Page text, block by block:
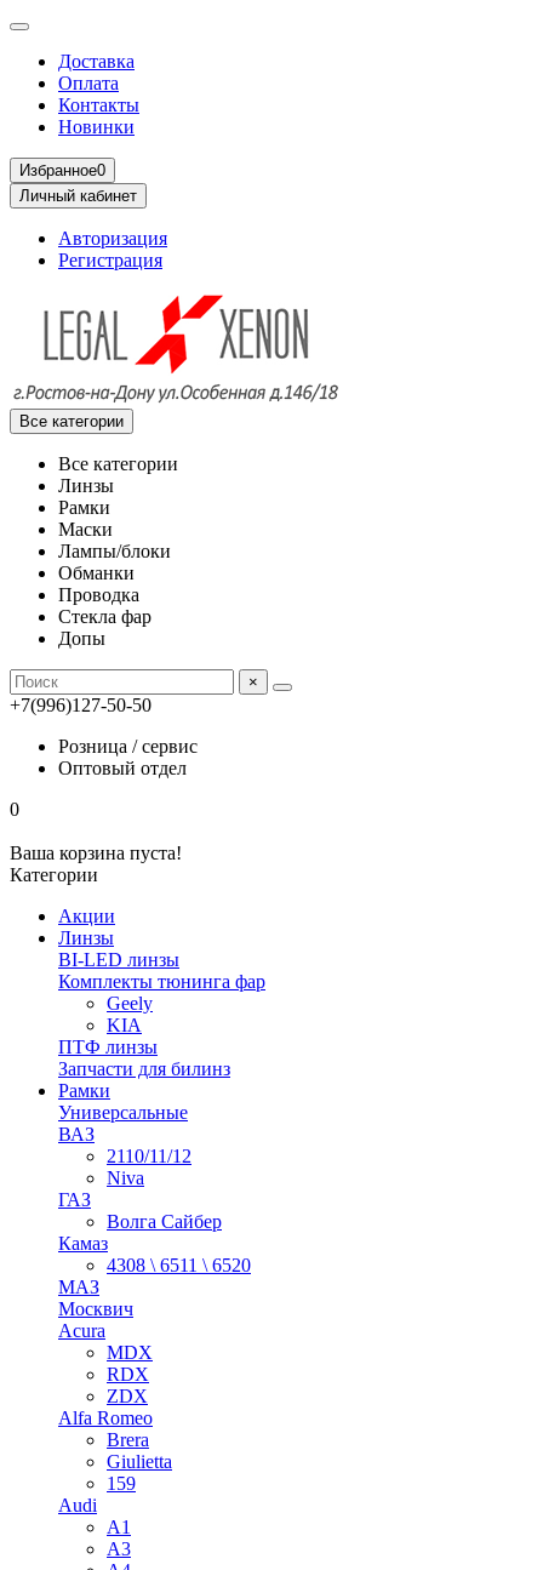
Доставка
Оплата
Контакты
Новинки
Избранное0
Личный кабинет
Авторизация
Регистрация
Все категории
Все категории
Линзы
Рамки
Маски
Лампы/блоки
Обманки
Проводка
Стекла фар
Допы
×
+7(996)127-50-50
Розница / сервис
Оптовый отдел
0
Ваша корзина пуста!
Категории
Акции
Линзы
BI-LED линзы
Комплекты тюнинга фар
Geely
KIA
ПТФ линзы
Запчасти для билинз
Рамки
Универсальные
ВАЗ
2110/11/12
Niva
ГАЗ
Волга Сайбер
Камаз
4308 \ 6511 \ 6520
МАЗ
Москвич
Acura
MDX
RDX
ZDX
Alfa Romeo
Brera
Giulietta
159
Audi
A1
A3